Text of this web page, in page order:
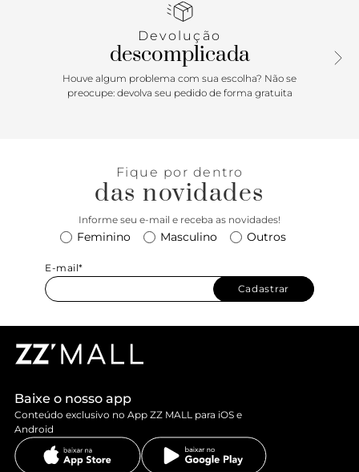
com aplicação de hotfix metalizados, brilha no peito do pé
aquele toque cool no detalhe. O salto médio entra em cena
com conforto e estilo, ideal pra quem quer arrasar do dia
até a noite.
Devolução
descomplicada
Houve algum problema com sua escolha? Não se
preocupe: devolva seu pedido de forma gratuita
Fique por dentro
das novidades
Informe seu e-mail e receba as novidades!
Feminino Masculino Outros
E-mail*
Cadastrar
Baixe o nosso app
Conteúdo exclusivo no App ZZ MALL para iOS e
Android